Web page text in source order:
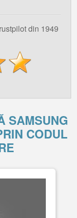
din 1949
SAMSUNG
CODUL